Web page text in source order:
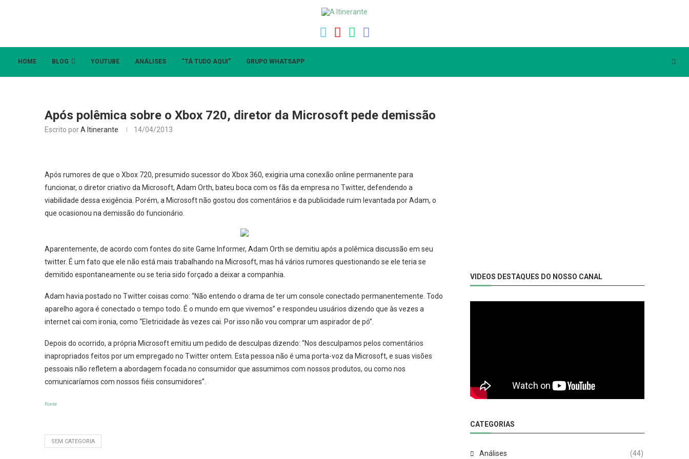
HOME BLOG YOUTUBE ANÁLISES “TÁ TUDO AQUI” GRUPO WHATSAPP
Após polêmica sobre o Xbox 720, diretor da Microsoft pede demissão
Escrito porA Itinerante 14/04/2013
Após rumores de que o Xbox 720, presumido sucessor do Xbox 360, exigiria uma conexão online permanente para
funcionar, o diretor criativo da Microsoft, Adam Orth, bateu boca com os fãs da empresa no Twitter, defendendo a
viabilidade dessa exigência. Porém, a Microsoft não gostou dos comentários e da publicidade ruim levantada por Adam, o
que ocasionou na demissão do funcionário.
Aparentemente, de acordo com fontes do site Game Informer, Adam Orth se demitiu após a polêmica discussão em seu
twitter. É um fato que ele não está mais trabalhando na Microsoft, mas há vários rumores questionando se ele teria se
demitido espontaneamente ou se teria sido forçado a deixar a companhia.
Adam havia postado no Twitter coisas como: “Não entendo o drama de ter um console conectado permanentemente. Todo
aparelho agora é conectado o tempo todo. É o mundo em que vivemos” e respondeu usuários dizendo que às vezes a
internet cai com ironia, como “Eletricidade às vezes cai. Por isso não vou comprar um aspirador de pó”.
Depois do ocorrido, a própria Microsoft emitiu um pedido de desculpas dizendo: “Nos desculpamos pelos comentários
inapropriados feitos por um empregado no Twitter ontem. Esta pessoa não é uma porta-voz da Microsoft, e suas visões
pessoais não refletem a abordagem focada no consumidor que assumimos com nossos produtos, ou como nos
comunicaríamos com nossos fiéis consumidores”.
Fonte
SEM CATEGORIA
VIDEOS DESTAQUES DO NOSSO CANAL
CATEGORIAS
Análises (44)